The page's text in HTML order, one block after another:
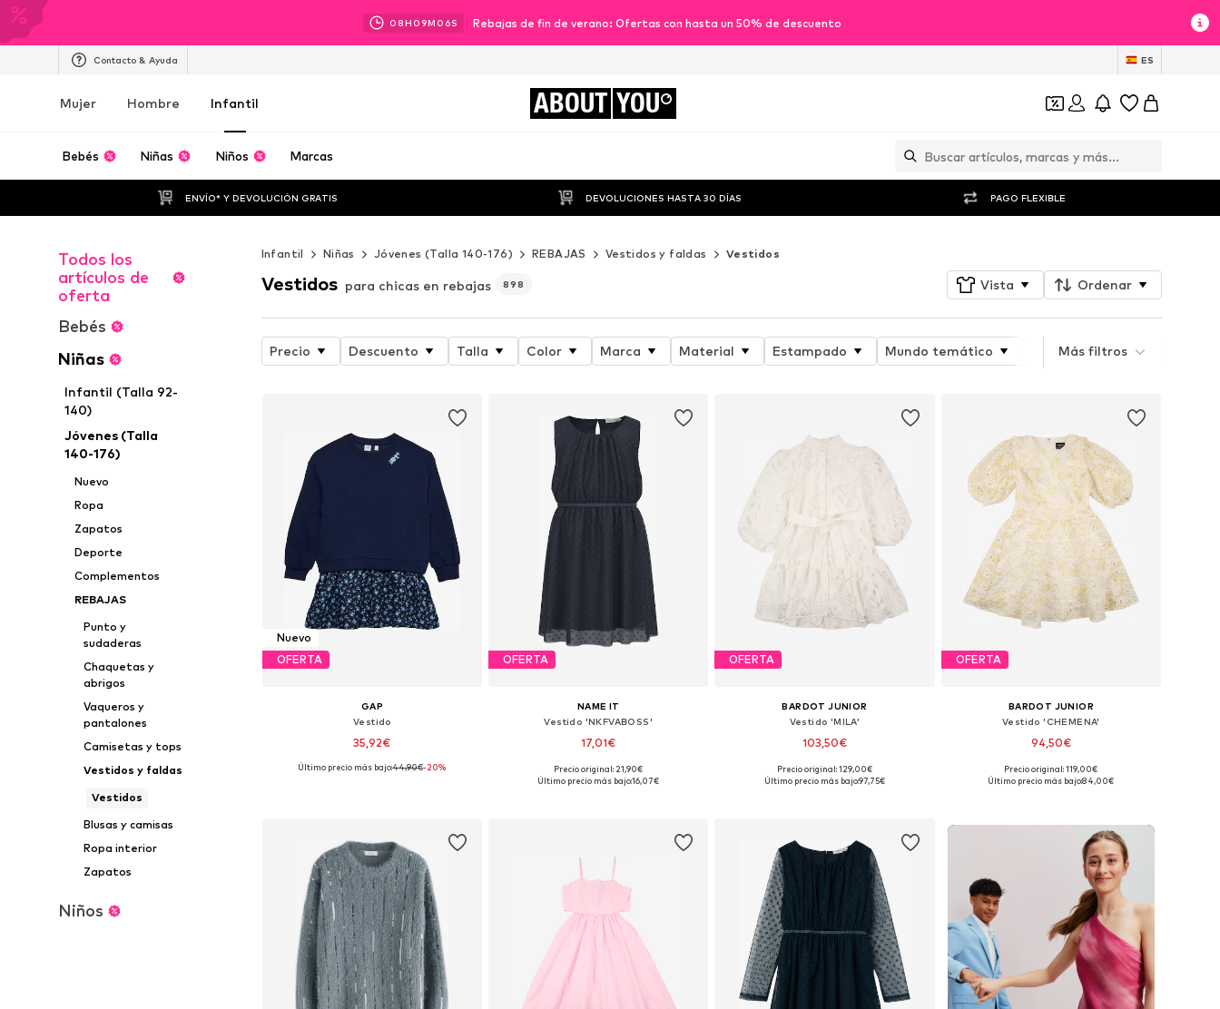
08H 09M 04S Rebajas de fin de verano: Ofertas con hasta un 50% de descuento
Contacto & Ayuda ES
Mujer Hombre Infantil ABOUT YOU
Bebés Niñas Niños Marcas
ENVÍO* Y DEVOLUCIÓN GRATIS DEVOLUCIONES HASTA 30 DÍAS PAGO FLEXIBLE
Todos los
artículos de
oferta
Bebés
Niñas
Infantil (Talla 92-
140)
Jóvenes (Talla
140-176)
Nuevo
Ropa
Zapatos
Deporte
Complementos
REBAJAS
Punto y
sudaderas
Chaquetas y
abrigos
Vaqueros y
pantalones
Camisetas y tops
Vestidos y faldas
Vestidos
Blusas y camisas
Ropa interior
Zapatos
Niños
Infantil Niñas Jóvenes (Talla 140-176) REBAJAS Vestidos y faldas Vestidos
Vestidos para chicas en rebajas 898 Vista Ordenar
Precio Descuento Talla Color Marca Material Estampado Mundo temático Detalles Atributo del
Más filtros
Nuevo
OFERTA
GAP
Vestido
35,92€
Disponible en muchas tallas
Último precio más bajo:44,90€-20%
OFERTA
NAME IT
Vestido 'NKFVABOSS'
17,01€
Disponible en muchas tallas
Precio original: 21,90€
Último precio más bajo:16,07€
OFERTA
BARDOT JUNIOR
Vestido 'MILA'
103,50€
Precio original: 129,00€
Último precio más bajo:97,75€
OFERTA
BARDOT JUNIOR
Vestido 'CHEMENA'
94,50€
Precio original: 119,00€
Último precio más bajo:84,00€